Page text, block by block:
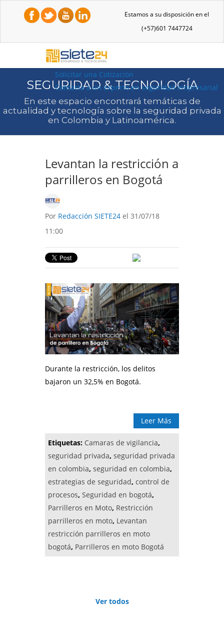
Estamos a su disposición en el
(+57)601 7447724
Solicitar una Cotización
Contacta a un experto en seguridad empresarial
SEGURIDAD & TECNOLOGÍA
En este espacio encontrará temáticas de
actualidad y tecnología sobre la seguridad privada
en Colombia y Latinoamérica.
Levantan la restricción a
parrilleros en Bogotá
Por Redacción SIETE24 el 31/07/18
11:00
Durante la restricción, los delitos
bajaron un 32,5% en Bogotá.
Leer Más
Etiquetas: Camaras de vigilancia,
seguridad privada, seguridad privada
en colombia, seguridad en colombia,
estrategias de seguridad, control de
procesos, Seguridad en bogotá,
Parrilleros en Moto, Restricción
parrilleros en moto, Levantan
restricción parrilleros en moto
bogotá, Parrilleros en moto Bogotá
Ver todos